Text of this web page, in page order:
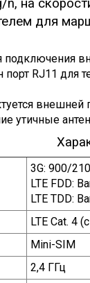
n, на
для
подключения
порт RJ11 для
утичные
3G: 900/
LTE FDD:
LTE TDD:
LTE Cat. 4
Mini-SIM
2,4 ГГц